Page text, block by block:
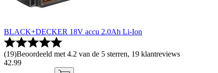
BLACK+DECKER 18V accu 2.0Ah Li-Ion
(19)Beoordeeld met 4.2 van de 5 sterren, 19 klantreviews
42.99